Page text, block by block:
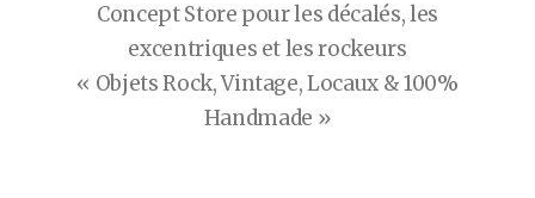
Concept Store pour les décalés, les
excentriques et les rockeurs
« Objets Rock, Vintage, Locaux & 100%
Handmade »